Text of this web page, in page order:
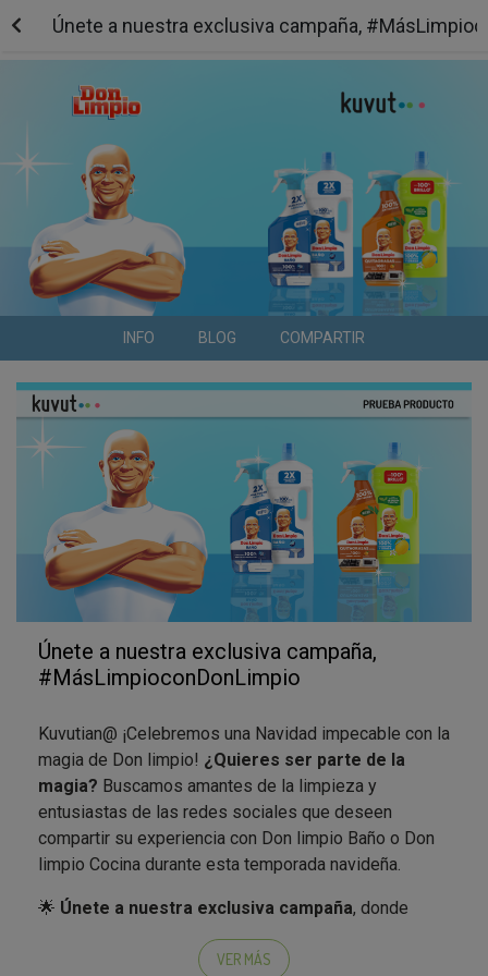
Únete a nuestra exclusiva campaña,
INFO BLOG COMPARTIR
Únete a nuestra exclusiva campaña,
#MásLimpioconDonLimpio
Kuvutian@ ¡Celebremos una Navidad impecable con la
magia de Don limpio! ¿Quieres ser parte de la
magia? Buscamos amantes de la limpieza y
entusiastas de las redes sociales que deseen
compartir su experiencia con Don limpio Baño o Don
limpio Cocina durante esta temporada navideña.
🌟 Únete a nuestra exclusiva campaña, donde
experimentar la eficacia de Don limpio Baño o
VER MÁS